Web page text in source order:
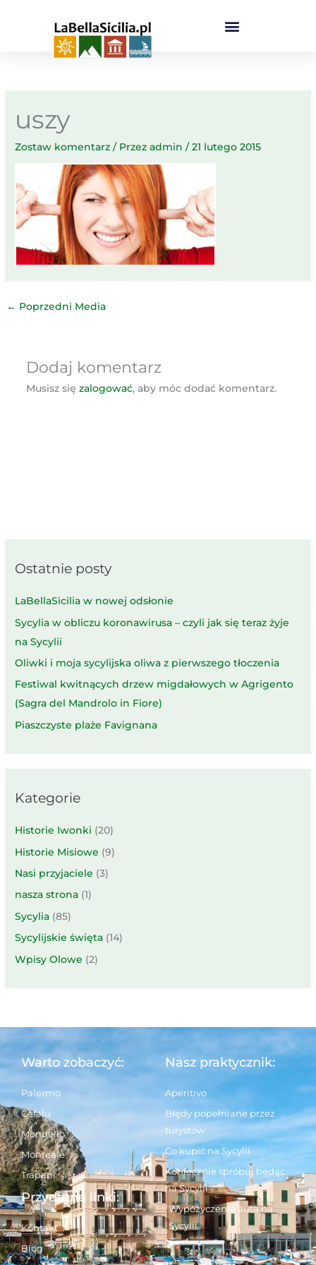
uszy
Zostaw komentarz / Przezadmin/21 lutego 2015
← Poprzedni Media
Dodaj komentarz
Musisz się zalogować, aby móc dodać komentarz.
Ostatnie posty
LaBellaSicilia w nowej odsłonie
Sycylia w obliczu koronawirusa – czyli jak się teraz żyje
na Sycylii
Oliwki i moja sycylijska oliwa z pierwszego tłoczenia
Festiwal kwitnących drzew migdałowych w Agrigento
(Sagra del Mandrolo in Fiore)
Piaszczyste plaże Favignana
Kategorie
Historie Iwonki (20)
Historie Misiowe (9)
Nasi przyjaciele (3)
nasza strona (1)
Sycylia (85)
Sycylijskie święta (14)
Wpisy Olowe (2)
Warto zobaczyć:
Palermo
Cefalu
Mondello
Monreale
Trapani
Nasz praktycznik:
Aperitivo
Błędy popełniane przez
turystów
Co kupić na Sycylii
Koniecznie spróbuj będąc
na Sycylii
Wypożyczenie auta na
Sycylii
Przydatne linki:
Kontakt
Blog